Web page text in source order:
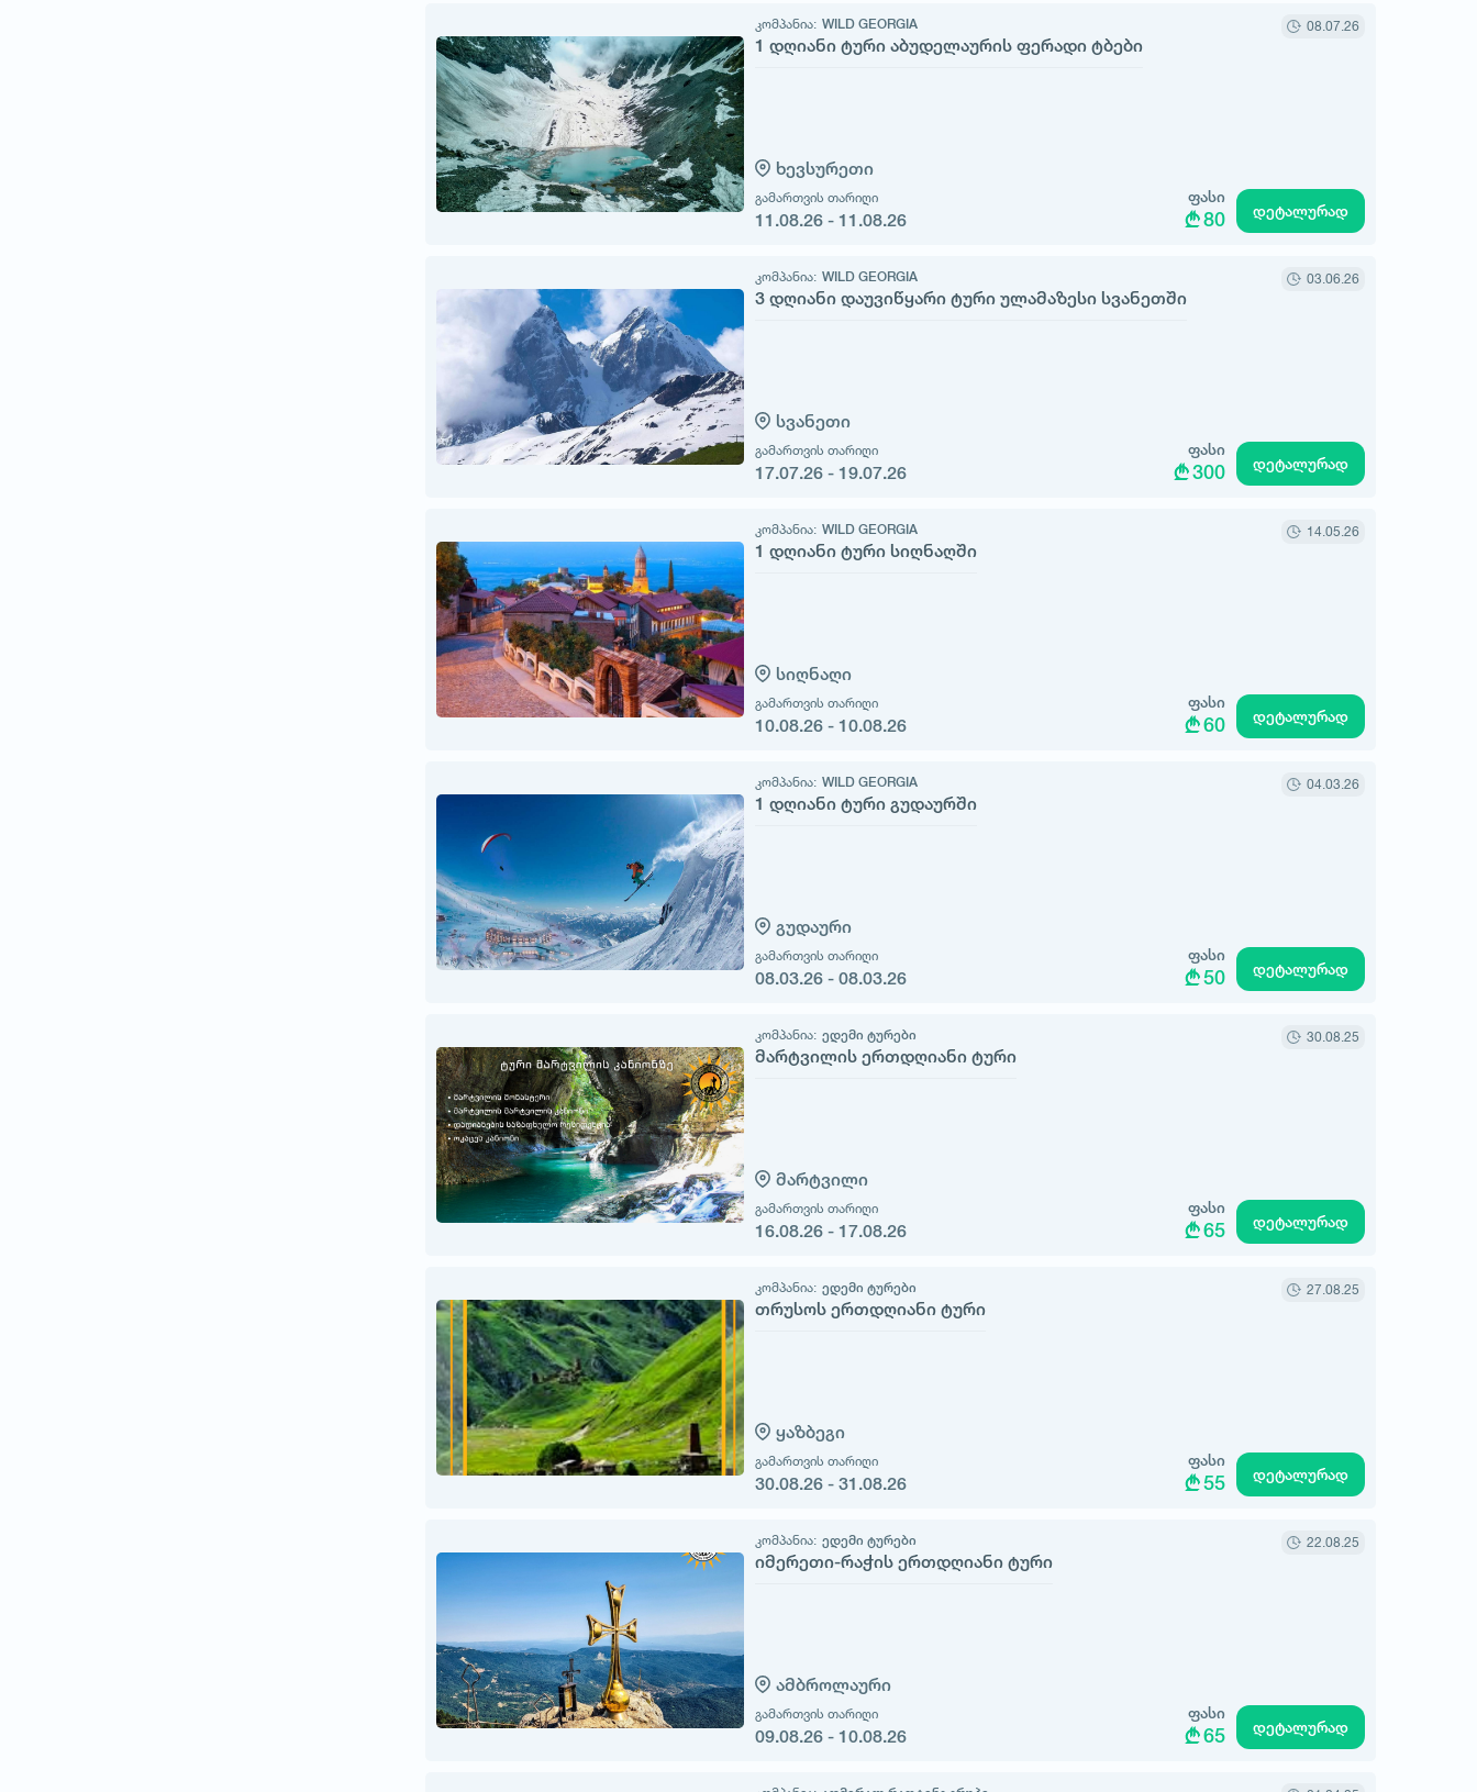
კომპანია: WILD GEORGIA
1 დღიანი ტური აბუდელაურის ფერადი ტბები
08.07.26
ხევსურეთი
გამართვის თარიღი
11.08.26 - 11.08.26
ფასი
80 დეტალურად
კომპანია: WILD GEORGIA
3 დღიანი დაუვიწყარი ტური ულამაზესი სვანეთში
03.06.26
სვანეთი
გამართვის თარიღი
17.07.26 - 19.07.26
ფასი
300 დეტალურად
კომპანია: WILD GEORGIA
1 დღიანი ტური სიღნაღში
14.05.26
სიღნაღი
გამართვის თარიღი
10.08.26 - 10.08.26
ფასი
60 დეტალურად
კომპანია: WILD GEORGIA
1 დღიანი ტური გუდაურში
04.03.26
გუდაური
გამართვის თარიღი
08.03.26 - 08.03.26
ფასი
50 დეტალურად
კომპანია: ედემი ტურები
მარტვილის ერთდღიანი ტური
30.08.25
მარტვილი
გამართვის თარიღი
16.08.26 - 17.08.26
ფასი
65 დეტალურად
კომპანია: ედემი ტურები
თრუსოს ერთდღიანი ტური
27.08.25
ყაზბეგი
გამართვის თარიღი
30.08.26 - 31.08.26
ფასი
55 დეტალურად
კომპანია: ედემი ტურები
იმერეთი-რაჭის ერთდღიანი ტური
22.08.25
ამბროლაური
გამართვის თარიღი
09.08.26 - 10.08.26
ფასი
65 დეტალურად